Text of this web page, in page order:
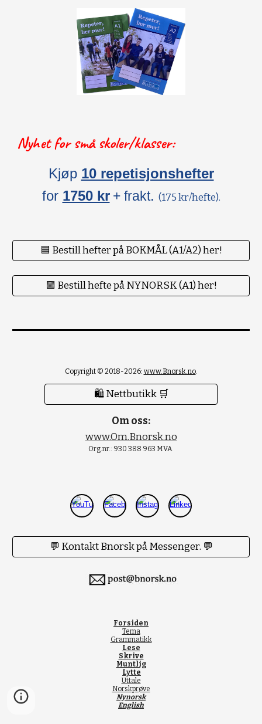
Nyhet for små skoler/klasser:
Kjøp 10 repetisjonshefter
for 1750 kr + frakt. (175 kr/hefte).
🟦 Bestill hefter på BOKMÅL (A1/A2) her!
🟪 Bestill hefte på NYNORSK (A1) her!
Copyright © 2018-2026: www.Bnorsk.no.
🛍 Nettbutikk 🛒
Om oss:
www.Om.Bnorsk.no
Org.nr.: 930 388 963 MVA
💬 Kontakt Bnorsk på Messenger. 💬
Forsiden
Tema
Grammatikk
Lese
Skrive
Muntlig
Lytte
Uttale
Norskprøve
Nynorsk
English